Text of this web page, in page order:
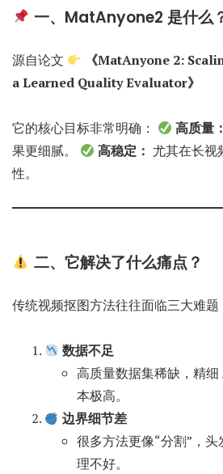
一、MatAnyone2 是什么
源自论文
《MatAnyone 2:
a Learned Quality Evaluator》
它的核心目标非常明确： 高质量：
果更细腻。
高稳定： 尤其在长视
性。
二、它解决了什么痛点？
传统视频抠图方法往往面临三大难题
数据不足
高质量数据集稀缺，精
本极高。
边界细节差
很多方法更像“分割”，
理不好。